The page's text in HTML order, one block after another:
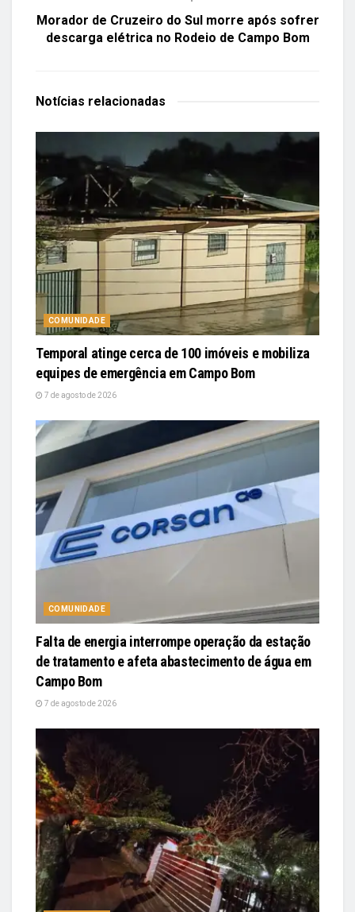
Morador de Cruzeiro do Sul morre após sofrer
descarga elétrica no Rodeio de Campo Bom
Notícias relacionadas
COMUNIDADE
Temporal atinge cerca de 100 imóveis e mobiliza
equipes de emergência em Campo Bom
7 de agosto de 2026
COMUNIDADE
Falta de energia interrompe operação da estação
de tratamento e afeta abastecimento de água em
Campo Bom
7 de agosto de 2026